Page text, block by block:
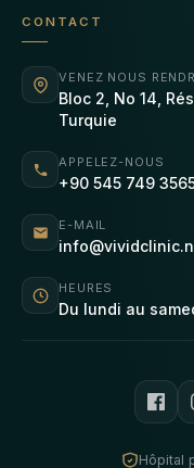
CONTACT
VENEZ NOUS
Bloc 2, No 14,
Turquie
APPELEZ-NOUS
+90 545 749
E-MAIL
HEURES
Du lundi au
Hôpital